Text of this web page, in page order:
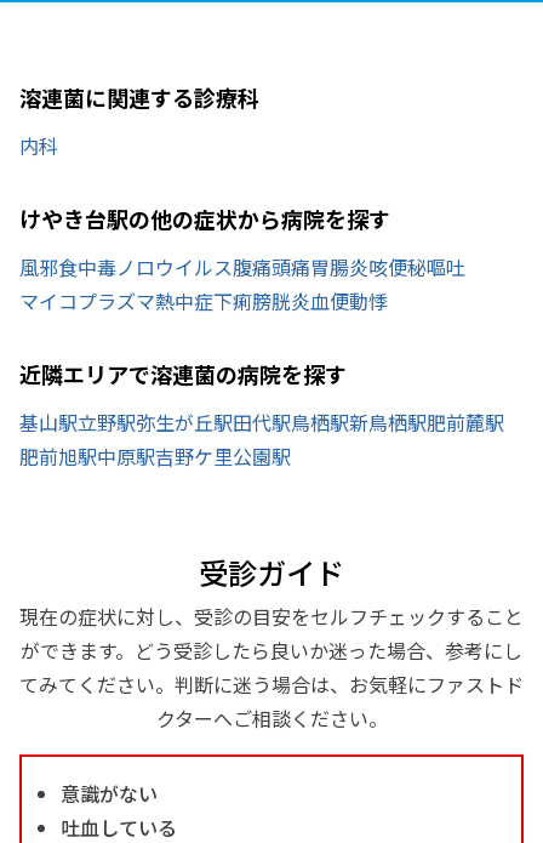
溶連菌に関連する診療科
内科
けやき台駅の他の症状から病院を探す
風邪食中毒ノロウイルス腹痛頭痛胃腸炎咳便秘嘔吐
マイコプラズマ熱中症下痢膀胱炎血便動悸
近隣エリアで溶連菌の病院を探す
基山駅立野駅弥生が丘駅田代駅鳥栖駅新鳥栖駅肥前麓駅
肥前旭駅中原駅吉野ケ里公園駅
受診ガイド
現在の症状に対し、受診の目安をセルフチェックすること
ができます。どう受診したら良いか迷った場合、参考にし
てみてください。判断に迷う場合は、お気軽にファストド
クターへご相談ください。
意識がない
吐血している